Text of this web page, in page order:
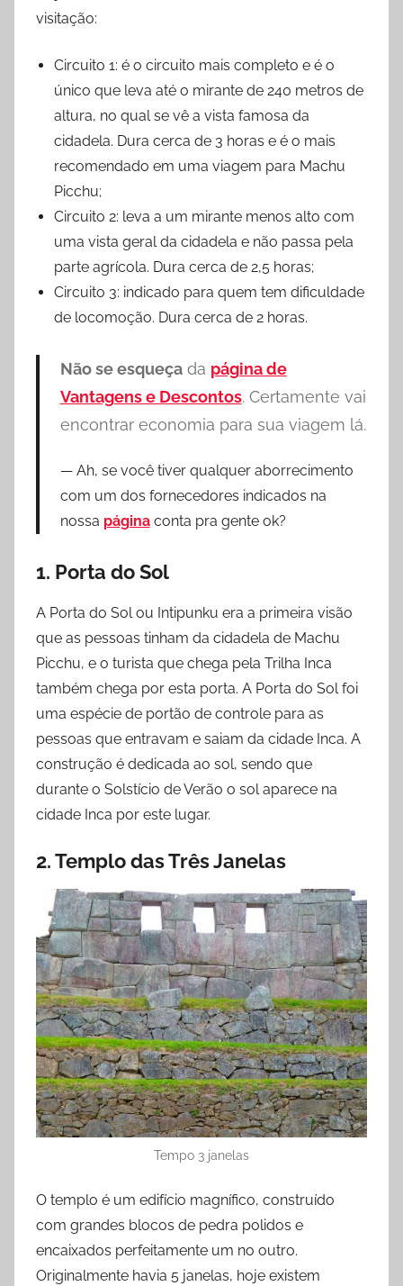
visitação:
Circuito 1: é o circuito mais completo e é o
único que leva até o mirante de 240 metros de
altura, no qual se vê a vista famosa da
cidadela. Dura cerca de 3 horas e é o mais
recomendado em uma viagem para Machu
Picchu;
Circuito 2: leva a um mirante menos alto com
uma vista geral da cidadela e não passa pela
parte agrícola. Dura cerca de 2,5 horas;
Circuito 3: indicado para quem tem dificuldade
de locomoção. Dura cerca de 2 horas.
Não se esqueçada página de
Vantagens e Descontos. Certamente vai
encontrar economia para sua viagem lá.
Ah, se você tiver qualquer aborrecimento
com um dos fornecedores indicados na
nossa páginaconta pra gente ok?
1. Porta do Sol
A Porta do Sol ou Intipunku era a primeira visão
que as pessoas tinham da cidadela de Machu
Picchu, e o turista que chega pela Trilha Inca
também chega por esta porta. A Porta do Sol foi
uma espécie de portão de controle para as
pessoas que entravam e saiam da cidade Inca. A
construção é dedicada ao sol, sendo que
durante o Solstício de Verão o sol aparece na
cidade Inca por este lugar.
2. Templo das Três Janelas
Tempo 3 janelas
O templo é um edifício magnífico, construído
com grandes blocos de pedra polidos e
encaixados perfeitamente um no outro.
Originalmente havia 5 janelas, hoje existem